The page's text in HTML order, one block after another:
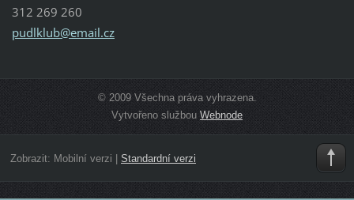
312 269 260
pudlklub@email.cz
© 2009 Všechna práva vyhrazena.
Vytvořeno službou Webnode
Zobrazit: Mobilní verzi Standardní verzi